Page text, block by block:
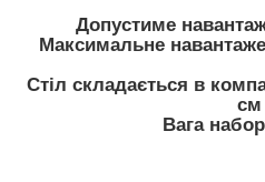
Допустиме
Максимальне
Стіл складається в
см
Вага